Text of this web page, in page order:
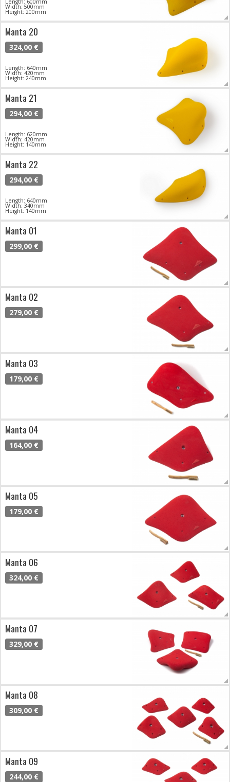
Length: 600mm
Width: 500mm
Height: 200mm
Manta 20
324,00 €
Length: 640mm
Width: 420mm
Height: 240mm
Manta 21
294,00 €
Length: 620mm
Width: 420mm
Height: 140mm
Manta 22
294,00 €
Length: 640mm
Width: 340mm
Height: 140mm
Manta 01
299,00 €
Manta 02
279,00 €
Manta 03
179,00 €
Manta 04
164,00 €
Manta 05
179,00 €
Manta 06
324,00 €
Manta 07
329,00 €
Manta 08
309,00 €
Manta 09
244,00 €